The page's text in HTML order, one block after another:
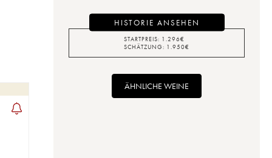
HISTORIE ANSEHEN
STARTPREIS: 1.296€
SCHÄTZUNG: 1.950€
ÄHNLICHE WEINE